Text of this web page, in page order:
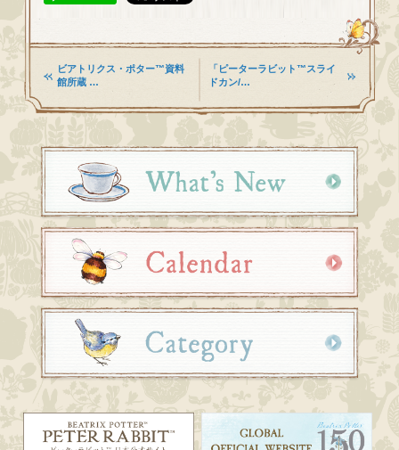
ビアトリクス・ポター™資料
館所蔵 …
「ピーターラビット™スライ
ドカン/…